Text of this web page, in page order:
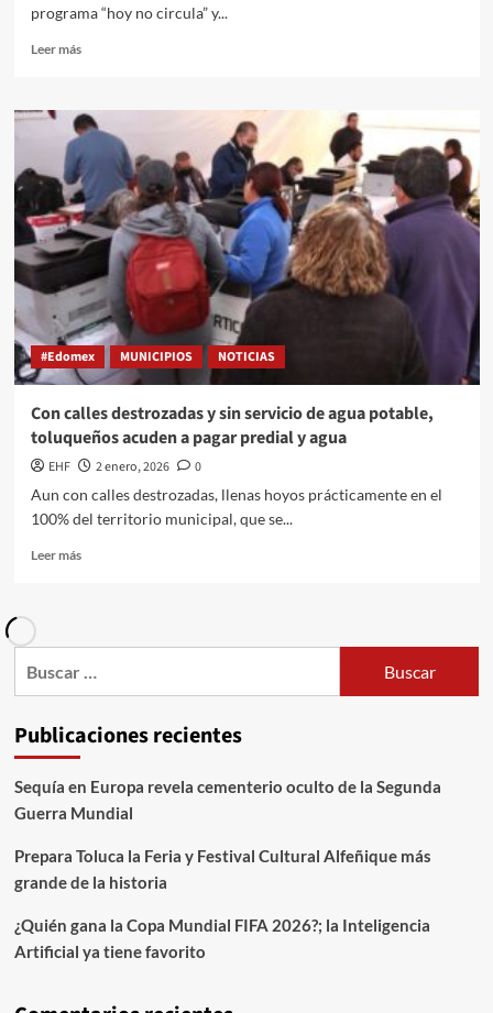
programa “hoy no circula” y...
Leer más
#Edomex MUNICIPIOS NOTICIAS
Con calles destrozadas y sin servicio de agua potable,
toluqueños acuden a pagar predial y agua
EHF 2 enero, 2026
0
Aun con calles destrozadas, llenas hoyos prácticamente en el
100% del territorio municipal, que se...
Leer más
Publicaciones recientes
Sequía en Europa revela cementerio oculto de la Segunda
Guerra Mundial
Prepara Toluca la Feria y Festival Cultural Alfeñique más
grande de la historia
¿Quién gana la Copa Mundial FIFA 2026?; la Inteligencia
Artificial ya tiene favorito